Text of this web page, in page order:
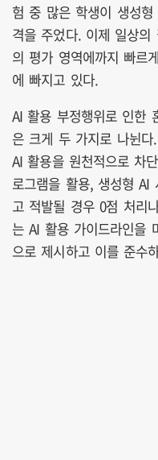
험 중 많은 학생이 생성
격을 주었다. 이제 일상
의 평가 영역에까지 빠르
에 빠지고 있다.
AI 활용 부정행위로 인한
은 크게 두 가지로 나뉜
AI 활용을 원천적으로 차
로그램을 활용, 생성형 AI
고 적발될 경우 0점 처리
는 AI 활용 가이드라인을
으로 제시하고 이를 준수